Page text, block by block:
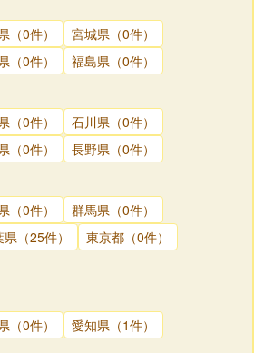
（0件）
宮城県（0件）
（0件）
福島県（0件）
（0件）
石川県（0件）
（0件）
長野県（0件）
（0件）
群馬県（0件）
（25件）
東京都（0件）
（0件）
愛知県（1件）